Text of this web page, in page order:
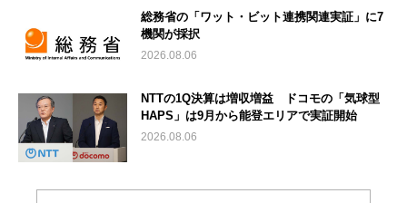
総務省の「ワット・ビット連携関連実証」に7
機関が採択
2026.08.06
NTTの1Q決算は増収増益 ドコモの「気球型
HAPS」は9月から能登エリアで実証開始
2026.08.06